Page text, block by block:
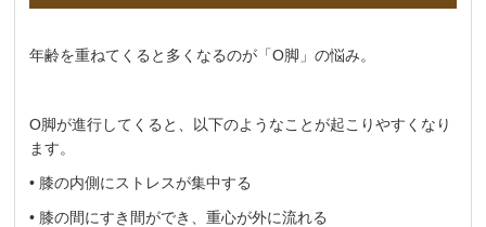
年齢を重ねてくると多くなるのが「O脚」の悩み。
O脚が進行してくると、以下のようなことが起こりやすくなり
ます。
• 膝の内側にストレスが集中する
• 膝の間にすき間ができ、重心が外に流れる